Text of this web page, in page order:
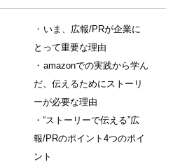
・ いま、広報/PRが企業に
とって重要な理由
・ amazonでの実践から学ん
だ、伝えるためにストーリ
ーが必要な理由
・“ストーリーで伝える”広
報/PRのポイント4つのポイ
ント